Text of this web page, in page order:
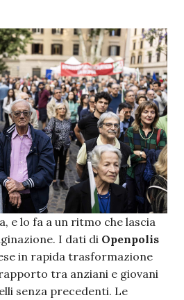
e lo fa a un ritmo che lascia
I dati di Openpolis
in rapida trasformazione
tra anziani e giovani
senza precedenti. Le